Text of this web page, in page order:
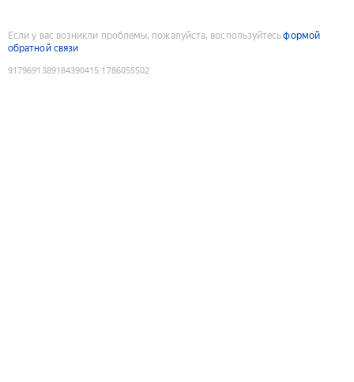
Если у вас возникли проблемы, пожалуйста, воспользуйтесьформой
обратной связи
9179691389184390415:1786055502